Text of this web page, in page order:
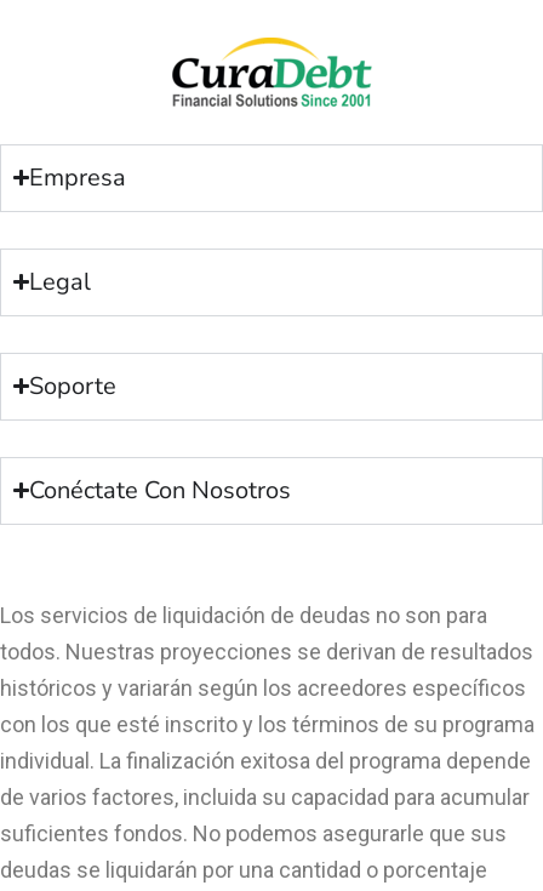
Empresa
Legal
Soporte
Conéctate Con Nosotros
Los servicios de liquidación de deudas no son para
todos. Nuestras proyecciones se derivan de resultados
históricos y variarán según los acreedores específicos
con los que esté inscrito y los términos de su programa
individual. La finalización exitosa del programa depende
de varios factores, incluida su capacidad para acumular
suficientes fondos. No podemos asegurarle que sus
deudas se liquidarán por una cantidad o porcentaje